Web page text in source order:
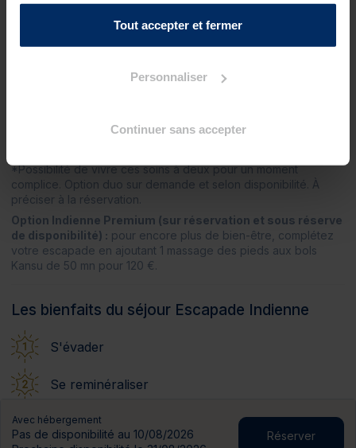
Tout accepter et fermer
Personnaliser
Continuer sans accepter
Avec hébergement
Pas de disponibilité au 10/08/2026
Réserver
chauffant
1 bain hydromassant aux cristaux de mer ou à la gelée
d'algues* ?
1 massage abhyanga* (50 mn) ?
*Possibilité de vivre ces soins à deux pour un moment
complice. Option duo sur demande et selon disponibilité. À
préciser à la réservation.
Option Indienne Premium (sur réservation et sous réserve
de disponibilité) : pour encore plus de bien-être, complétez
votre escapade en ajoutant 1 massage des pieds aux bols
Kansu de 50 mn pour 120 €.
Les bienfaits du séjour Escapade Indienne
S'évader
Se reminéraliser
Se détendre